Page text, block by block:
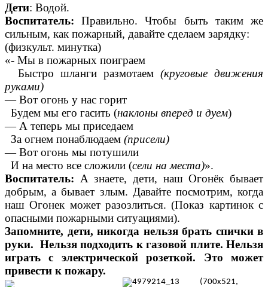
Дети: Водой.
Воспитатель: Правильно. Чтобы быть таким же
сильным, как пожарный, давайте сделаем зарядку:
(физкульт. минутка)
«- Мы в пожарных поиграем
Быстро шланги размотаем (круговые движения
руками)
— Вот огонь у нас горит
Будем мы его гасить (наклоны вперед и дуем)
— А теперь мы приседаем
За огнем понаблюдаем (присели)
— Вот огонь мы потушили
И на место все сложили (сели на места)».
Воспитатель: А знаете, дети, наш Огонёк бывает
добрым, а бывает злым. Давайте посмотрим, когда
наш Огонек может разозлиться. (Показ картинок с
опасными пожарными ситуациями).
Запомните, дети, никогда нельзя брать спички в
руки. Нельзя подходить к газовой плите. Нельзя
играть с электрической розеткой. Это может
привести к пожару.